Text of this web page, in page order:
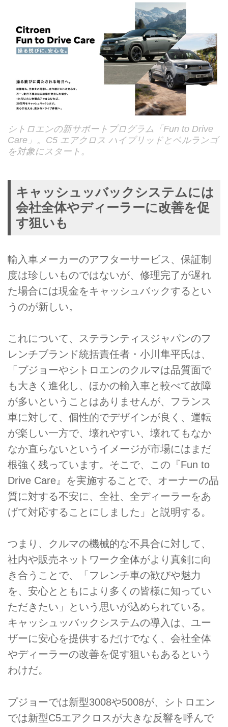
シトロエンの新サポートプログラム「Fun to Drive
Care」。C5 エアクロス ハイブリッドとベルランゴ
を対象にスタート。
キャッシュッバックシステムには
会社全体やディーラーに改善を促
す狙いも
輸入車メーカーのアフターサービス、保証制
度は珍しいものではないが、修理完了が遅れ
た場合には現金をキャッシュバックするとい
うのが新しい。
これについて、ステランティスジャパンのフ
レンチブランド統括責任者・小川隼平氏は、
「プジョーやシトロエンのクルマは品質面で
も大きく進化し、ほかの輸入車と較べて故障
が多いということはありませんが、フランス
車に対して、個性的でデザインが良く、運転
が楽しい一方で、壊れやすい、壊れてもなか
なか直らないというイメージが市場にはまだ
根強く残っています。そこで、この『Fun to
Drive Care』を実施することで、オーナーの品
質に対する不安に、全社、全ディーラーをあ
げて対応することにしました」と説明する。
つまり、クルマの機械的な不具合に対して、
社内や販売ネットワーク全体がより真剣に向
き合うことで、「フレンチ車の歓びや魅力
を、安心とともにより多くの皆様に知ってい
ただきたい」という思いが込められている。
キャッシュッバックシステムの導入は、ユー
ザーに安心を提供するだけでなく、会社全体
やディーラーの改善を促す狙いもあるという
わけだ。
プジョーでは新型3008や5008が、シトロエン
では新型C5エアクロスが大きな反響を呼んで